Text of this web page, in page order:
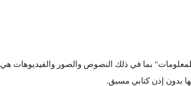
بما في ذلك النصوص والصور والفيديوهات هي
بدون إذن كتابي مسبق.